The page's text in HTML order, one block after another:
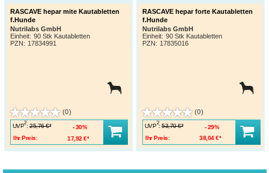
RASCAVE hepar mite Kautabletten
f.Hunde
Nutrilabs GmbH
Einheit: 90 Stk Kautabletten
PZN : 17834991
(0)
UVP
2
: 25,76 €*
Ihr Preis:
17,92 €*
30%
RASCAVE hepar forte Kautabletten
f.Hunde
Nutrilabs GmbH
Einheit: 90 Stk Kautabletten
PZN : 17835016
(0)
UVP
2
: 53,70 €*
Ihr Preis:
38,04 €*
29%